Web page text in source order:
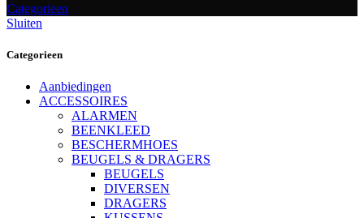
Categorieen
Sluiten
Categorieen
Aanbiedingen
ACCESSOIRES
ALARMEN
BEENKLEED
BESCHERMHOES
BEUGELS & DRAGERS
BEUGELS
DIVERSEN
DRAGERS